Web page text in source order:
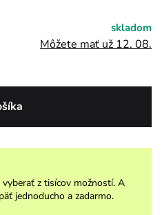
skladom
Môžete mať už 12. 08.
z tisícov možností. A
jednoducho a zadarmo.